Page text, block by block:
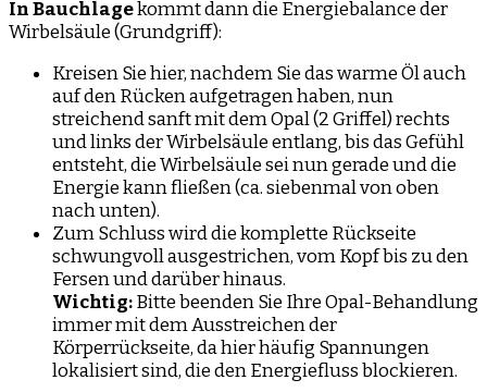
In Bauchlagekommt dann die Energiebalance der
Wirbelsäule (Grundgriff):
Kreisen Sie hier, nachdem Sie das warme Öl auch
auf den Rücken aufgetragen haben, nun
streichend sanft mit dem Opal (2 Griffel) rechts
und links der Wirbelsäule entlang, bis das Gefühl
entsteht, die Wirbelsäule sei nun gerade und die
Energie kann fließen (ca. siebenmal von oben
nach unten).
Zum Schluss wird die komplette Rückseite
schwungvoll ausgestrichen, vom Kopf bis zu den
Fersen und darüber hinaus.
Wichtig:Bitte beenden Sie Ihre Opal-Behandlung
immer mit dem Ausstreichen der
Körperrückseite, da hier häufig Spannungen
lokalisiert sind, die den Energiefluss blockieren.